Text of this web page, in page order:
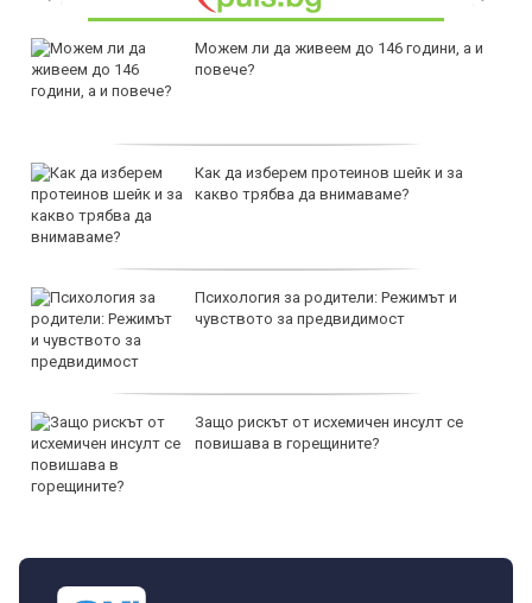
Можем ли да живеем до 146 години, а и
повече?
Как да изберем протеинов шейк и за
какво трябва да внимаваме?
Психология за родители: Режимът и
чувството за предвидимост
Защо рискът от исхемичен инсулт се
повишава в горещините?